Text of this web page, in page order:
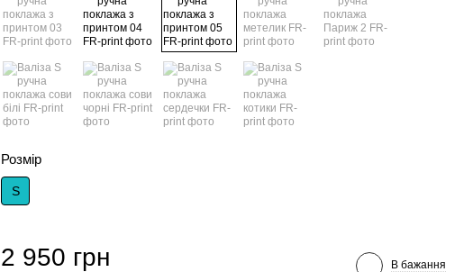
Розмір
S
2 950 грн В бажання